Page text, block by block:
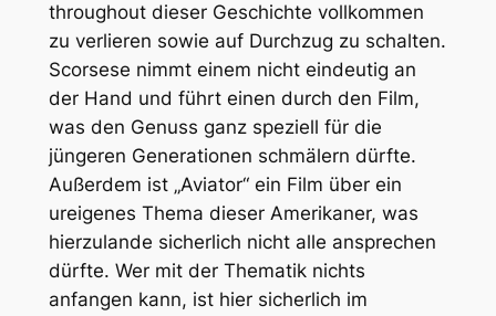
throughout dieser Geschichte vollkommen
zu verlieren sowie auf Durchzug zu schalten.
Scorsese nimmt einem nicht eindeutig an
der Hand und führt einen durch den Film,
was den Genuss ganz speziell für die
jüngeren Generationen schmälern dürfte.
Außerdem ist „Aviator“ ein Film über ein
ureigenes Thema dieser Amerikaner, was
hierzulande sicherlich nicht alle ansprechen
dürfte. Wer mit der Thematik nichts
anfangen kann, ist hier sicherlich im